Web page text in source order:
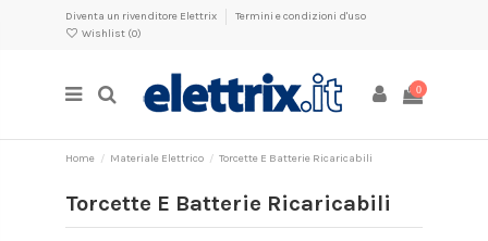
Diventa un rivenditore Elettrix
Termini e condizioni d'uso
Wishlist (0)
0
Home Materiale Elettrico Torcette E Batterie Ricaricabili
Torcette E Batterie Ricaricabili